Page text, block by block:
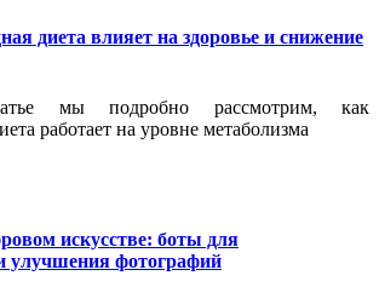
диета влияет на здоровье и снижение
мы подробно рассмотрим, как
работает на уровне метаболизма
искусстве: боты для
улучшения фотографий